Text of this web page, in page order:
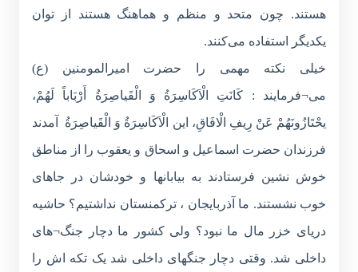
هستند. چون متحد و منظم و هماهنگ هستند از توان
یکدیگر استفاده می‌کنند.
خیلی نکته مهمی را حضرت امیرالمومنین (ع)
می¬فرمایند : كَانَتِ الْاَكَاسِرَةُ وَ الْقَیاصِرَةُ أَرْبَاباً لَهُمْ،
یحْتَازُونَهُمْ عَنْ رِیفِ الْافَاقِ، این الْاَكَاسِرَةُ وَ الْقَیاصِرَةُ آمدند
فرزندان حضرت اسماعیل و اسحاق و یعقوب را از مناطق
خوش نشین فرستادند به بیابانها و خودشان در جاهای
خوب نشستند. ما آذربایجان ، ترکمنستان نداشتیم؟ حاشیه
دریای خزر مال ما نبود؟ ولی کشور ما دچار جنگ¬های
داخلی شد. وقتی دچار جنگهای داخلی شد یک تکه اش را